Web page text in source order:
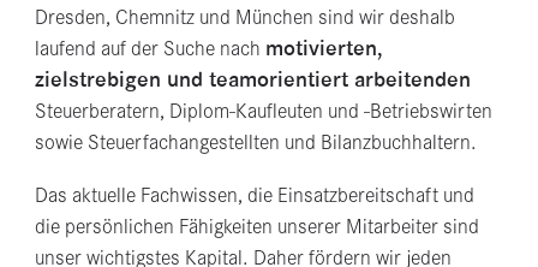
Dresden, Chemnitz und München sind wir deshalb
laufend auf der Suche nach motivierten,
zielstrebigen und teamorientiert arbeitenden
Steuerberatern, Diplom-Kaufleuten und -Betriebswirten
sowie Steuerfachangestellten und Bilanzbuchhaltern.
Das aktuelle Fachwissen, die Einsatzbereitschaft und
die persönlichen Fähigkeiten unserer Mitarbeiter sind
unser wichtigstes Kapital. Daher fördern wir jeden